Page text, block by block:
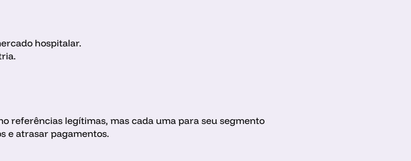
hospitalar.
referências legítimas, mas cada uma para seu segmento
e atrasar pagamentos.